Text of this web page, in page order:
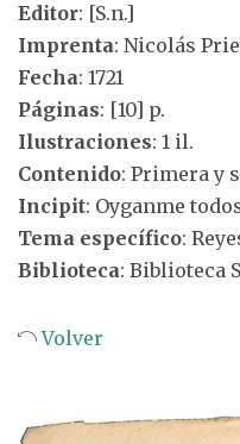
Editor: [S.n.]
Imprenta: Nicolás
Fecha: 1721
Páginas: [10] p.
Ilustraciones: 1 il.
Contenido: Primera y
Incipit: Oyganme
Tema específico:
Biblioteca: Biblioteca
Volver